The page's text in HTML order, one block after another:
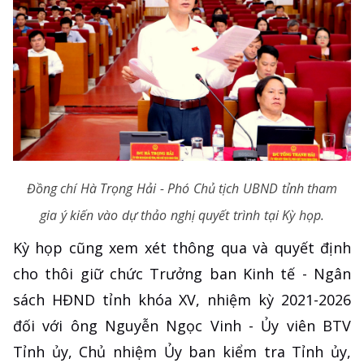
Đồng chí Hà Trọng Hải - Phó Chủ tịch UBND tỉnh tham
gia ý kiến vào dự thảo nghị quyết trình tại Kỳ họp.
Kỳ họp cũng xem xét thông qua và quyết định
cho thôi giữ chức Trưởng ban Kinh tế - Ngân
sách HĐND tỉnh khóa XV, nhiệm kỳ 2021-2026
đối với ông Nguyễn Ngọc Vinh - Ủy viên BTV
Tỉnh ủy, Chủ nhiệm Ủy ban kiểm tra Tỉnh ủy,